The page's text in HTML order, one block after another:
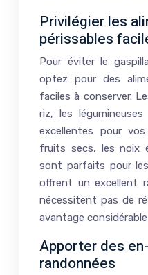
Privilégier les
périssables
Pour éviter le
optez pour des
faciles à conserver.
riz, les
excellentes pour
fruits secs, les noix
sont parfaits pour
offrent un excellent
nécessitent pas de
avantage
Apporter des
randonnées